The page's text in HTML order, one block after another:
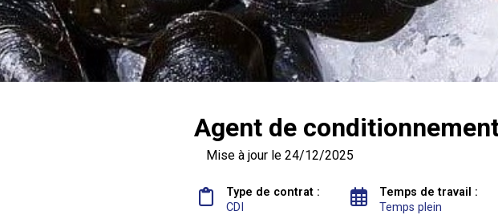
Agent de
Mise à jour le 24/12/2025
Type de contrat :
CDI
Temps de travail :
Temps plein